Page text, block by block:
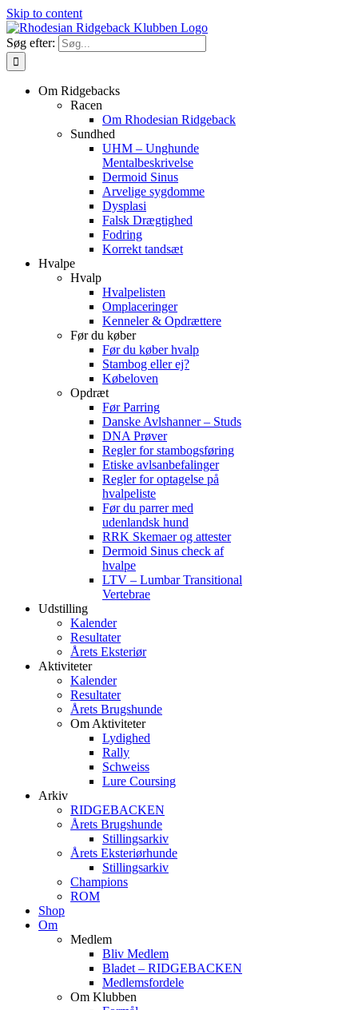
Skip to content
Søg efter:
Om Ridgebacks
Racen
Om Rhodesian Ridgeback
Sundhed
UHM – Unghunde
Mentalbeskrivelse
Dermoid Sinus
Arvelige sygdomme
Dysplasi
Falsk Drægtighed
Fodring
Korrekt tandsæt
Hvalpe
Hvalp
Hvalpelisten
Omplaceringer
Kenneler & Opdrættere
Før du køber
Før du køber hvalp
Stambog eller ej?
Købeloven
Opdræt
Før Parring
Danske Avlshanner – Studs
DNA Prøver
Regler for stambogsføring
Etiske avlsanbefalinger
Regler for optagelse på
hvalpeliste
Før du parrer med
udenlandsk hund
RRK Skemaer og attester
Dermoid Sinus check af
hvalpe
LTV – Lumbar Transitional
Vertebrae
Udstilling
Kalender
Resultater
Årets Eksteriør
Aktiviteter
Kalender
Resultater
Årets Brugshunde
Om Aktiviteter
Lydighed
Rally
Schweiss
Lure Coursing
Arkiv
RIDGEBACKEN
Årets Brugshunde
Stillingsarkiv
Årets Eksteriørhunde
Stillingsarkiv
Champions
ROM
Shop
Om
Medlem
Bliv Medlem
Bladet – RIDGEBACKEN
Medlemsfordele
Om Klubben